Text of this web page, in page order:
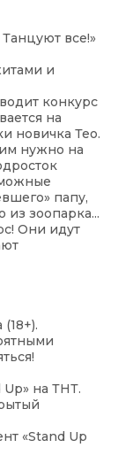
все!»
и
конкурс
на
новичка Тео.
нужно на
папу,
из зоопарка...
Они идут
на ТНТ.
«Stand Up